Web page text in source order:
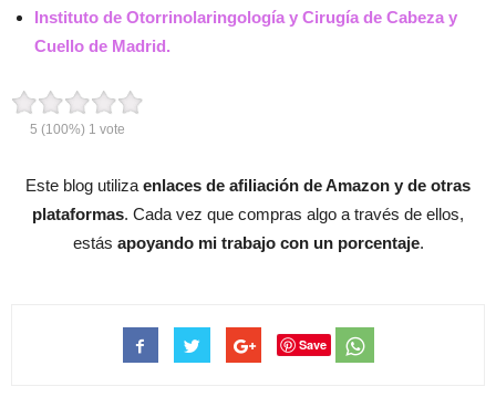
Instituto de Otorrinolaringología y Cirugía de Cabeza y
Cuello de Madrid.
5 (100%) 1 vote
Este blog utiliza enlaces de afiliación de Amazon y de otras
plataformas. Cada vez que compras algo a través de ellos,
estás apoyando mi trabajo con un porcentaje.
Save